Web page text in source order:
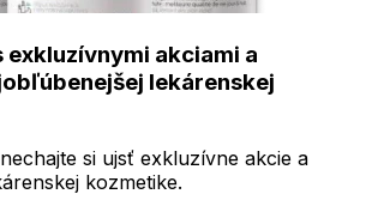
exkluzívnymi akciami a
lekárenskej
si ujsť exkluzívne akcie a
kozmetike.